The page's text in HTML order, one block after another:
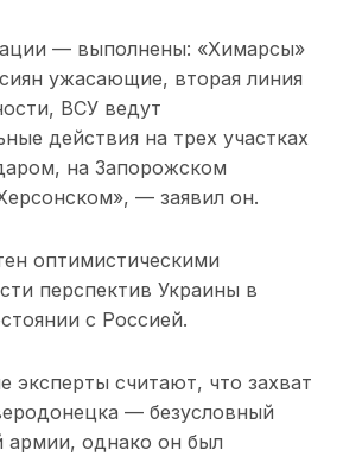
— выполнены: «Химарсы»
ужасающие, вторая линия
ВСУ ведут
действия на трех участках
на Запорожском
— заявил он.
оптимистическими
перспектив Украины в
с Россией.
эксперты считают, что захват
— безусловный
армии, однако он был